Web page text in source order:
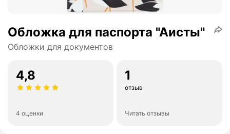
Обложка для паспорта "Аисты"
Обложки для документов
4,8
4 оценки
1
отзыв
Читать отзывы